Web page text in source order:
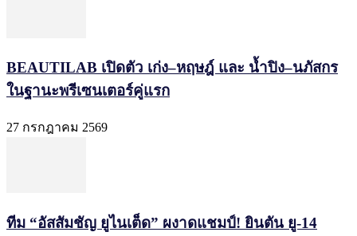
BEAUTILAB เปิดตัว เก่ง–หฤษฎ์ และ น้ำปิง–นภัสกร
ในฐานะพรีเซนเตอร์คู่แรก
27 กรกฎาคม 2569
ทีม “อัสสัมชัญ ยูไนเต็ด” ผงาดแชมป์! ยินตัน ยู-14